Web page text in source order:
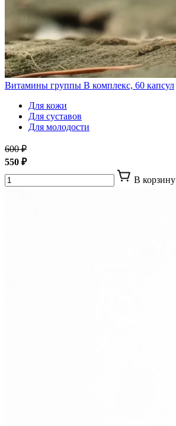
Витамины группы В комплекс, 60 капсул
Для кожи
Для суставов
Для молодости
600 ₽
550 ₽
В корзину